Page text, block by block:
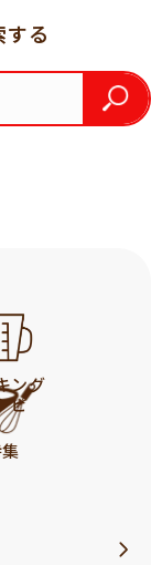
る
ング
ピ